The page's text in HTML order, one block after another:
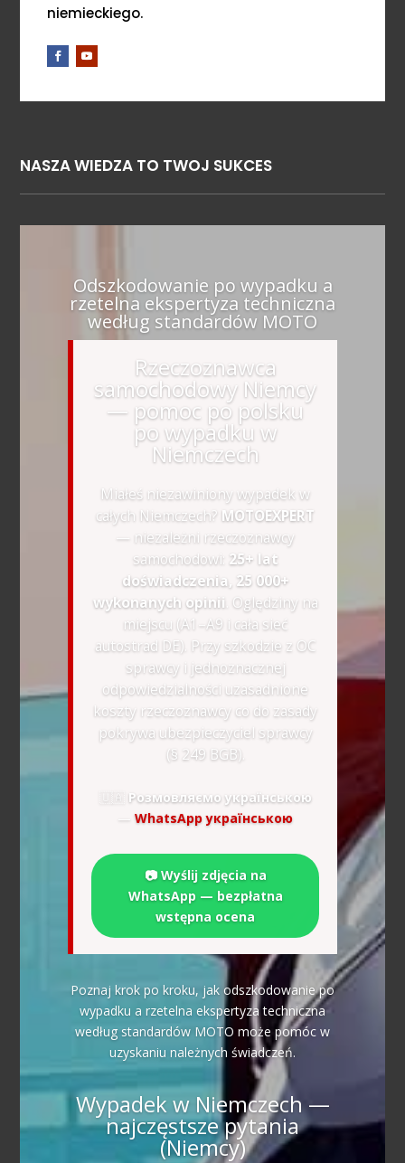
niemieckiego.
NASZA WIEDZA TO TWOJ SUKCES
Odszkodowanie po wypadku a
rzetelna ekspertyza techniczna
według standardów MOTO
Rzeczoznawca
samochodowy Niemcy
— pomoc po polsku
po wypadku w
Niemczech
Miałeś niezawiniony wypadek w
całych Niemczech? MOTOEXPERT
— niezależni rzeczoznawcy
samochodowi: 25+ lat
doświadczenia, 25 000+
wykonanych opinii . Oględziny na
miejscu (A1–A9 i cała sieć
autostrad DE). Przy szkodzie z OC
sprawcy i jednoznacznej
odpowiedzialności uzasadnione
koszty rzeczoznawcy co do zasady
pokrywa ubezpieczyciel sprawcy
(§ 249 BGB).
🇺🇦 Розмовляємо українською
— WhatsApp українською
📷 Wyślij zdjęcia na
WhatsApp — bezpłatna
wstępna ocena
Poznaj krok po kroku, jak odszkodowanie po
wypadku a rzetelna ekspertyza techniczna
według standardów MOTO może pomóc w
uzyskaniu należnych świadczeń.
Wypadek w Niemczech —
najczęstsze pytania
(Niemcy)